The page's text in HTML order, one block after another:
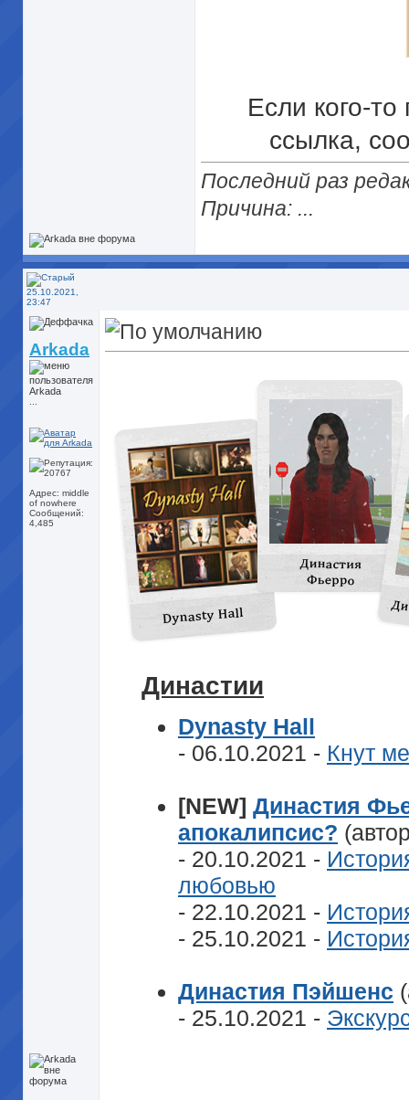
Если кого-
ссылка,
Последний раз
Причина: ...
25.10.2021,
23:47
Arkada
Адрес: middle
of nowhere
Сообщений:
4,485
Династии
Dynasty Hall
- 06.10.2021 - Кнут
[NEW] Династия
апокалипсис?
- 20.10.2021 -
любовью
- 22.10.2021 -
- 25.10.2021 -
Династия Пэйшенс
- 25.10.2021 -